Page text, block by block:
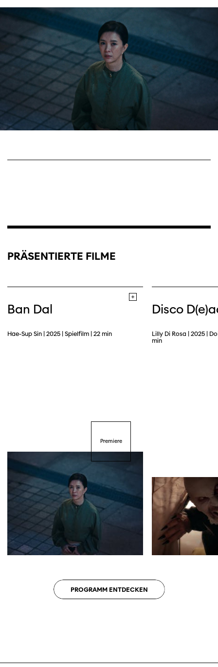
Diese Seite wird mit Internet Explorer
nicht optimal dargestellt. Bitte
verwenden Sie einen anderen Browser.
PRÄSENTIERTE FILME
PROGRAMM ENTDECKEN
Ban Dal
Hae-Sup Sin | 2025 | Spielfilm | 22 min
Premiere
Disco
Lilly Di Rosa | 2025 |
min